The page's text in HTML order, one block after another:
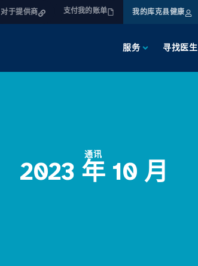
对于提供商 支付我的账单 我的库克县健康
服务 寻找医生
通讯
2023 年 10 月